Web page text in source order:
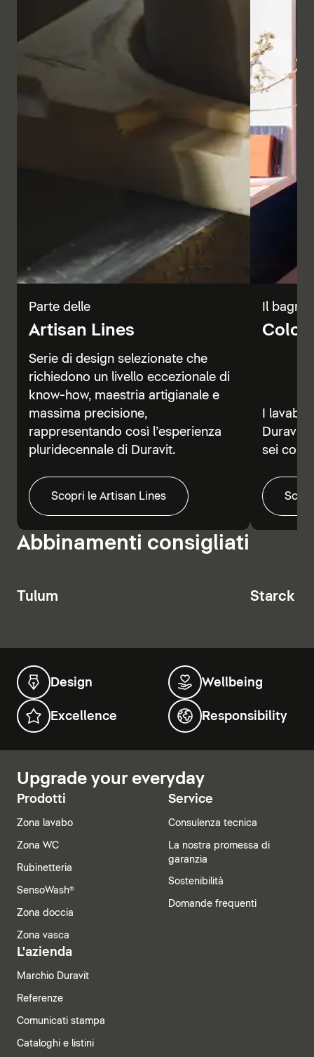
Parte delle
Artisan Lines
Serie di design selezionate che
richiedono un livello eccezionale di
know-how, maestria artigianale e
massima precisione,
rappresentando così l’esperienza
pluridecennale di Duravit.
Scopri le Artisan Lines
Il
Color
I
Duravit
sei
Abbinamenti consigliati
Tulum Starck T
Design Wellbeing
Excellence Responsibility
Upgrade your everyday
Prodotti
Zona lavabo
Zona WC
Rubinetteria
SensoWash®
Zona doccia
Zona vasca
Service
Consulenza tecnica
La nostra promessa di
garanzia
Sostenibilità
Domande frequenti
L'azienda
Marchio Duravit
Referenze
Comunicati stampa
Cataloghi e listini